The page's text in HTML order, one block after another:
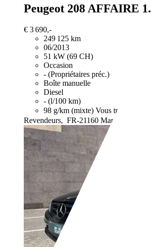
Peugeot 208 AFFAIRE
€ 3 690,-
249 125 km
06/2013
51 kW (69 CH)
Occasion
- (Propriétaires préc.)
Boîte manuelle
Diesel
- (l/100 km)
98 g/km (mixte) Vous trouverez
Revendeurs, FR-21160 Marsannay-la-